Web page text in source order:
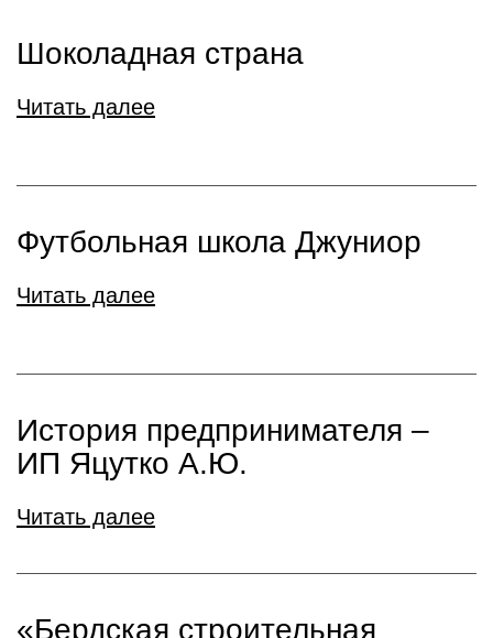
Шоколадная страна
Читать далее
Футбольная школа Джуниор
Читать далее
История предпринимателя –
ИП Яцутко А.Ю.
Читать далее
«Бердская строительная